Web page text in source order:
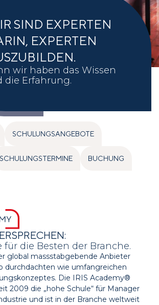
SIND EXPERTEN
EXPERTEN
wir haben das Wissen
die Erfahrung.
SCHULUNGSANGEBOTE
SCHULUNGSTERMINE BUCHUNG
für die Besten der Branche.
global massstabgebende Anbieter
durchdachten wie umfangreichen
Die IRIS Academy®
2009 die „hohe Schule“ für Manager
und ist in der Branche weltweit